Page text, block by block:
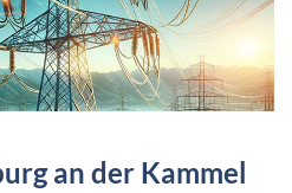
an der Kammel